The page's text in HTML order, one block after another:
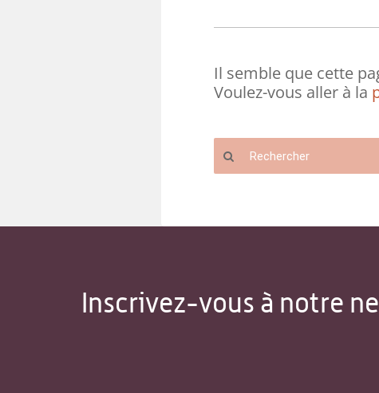
Il semble que cette
Voulez-vous aller à la
Inscrivez-vous à notre